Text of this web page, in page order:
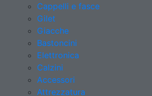
Cappelli e fasce
Gilet
Giacche
Bastoncini
Elettronica
Calzini
Accessori
Attrezzatura